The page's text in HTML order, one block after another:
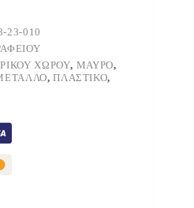
23-010
ΧΏΡΟΥ, ΜΑΎΡΟ,
,ΠΛΑΣΤΙΚΌ,